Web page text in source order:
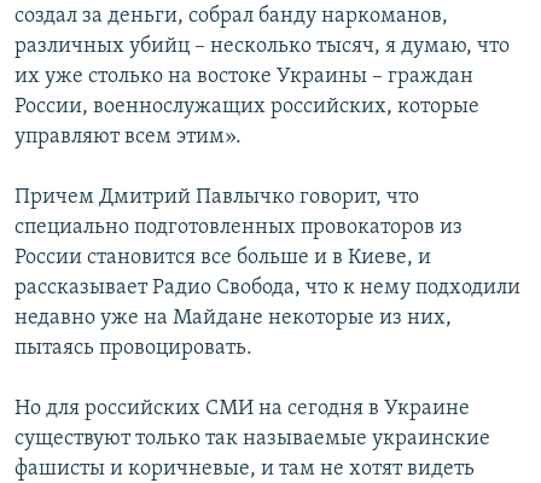
создал за деньги, собрал банду наркоманов,
различных убийц – несколько тысяч, я думаю, что
их уже столько на востоке Украины – граждан
России, военнослужащих российских, которые
управляют всем этим».
Причем Дмитрий Павлычко говорит, что
специально подготовленных провокаторов из
России становится все больше и в Киеве, и
рассказывает Радио Свобода, что к нему подходили
недавно уже на Майдане некоторые из них,
пытаясь провоцировать.
Но для российских СМИ на сегодня в Украине
существуют только так называемые украинские
фашисты и коричневые, и там не хотят видеть